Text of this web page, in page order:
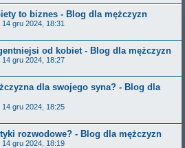
to biznes - Blog dla mężczyzn
14 gru 2024, 18:31
od kobiet - Blog dla mężczyzn
14 gru 2024, 18:27
dla swojego syna? - Blog dla
14 gru 2024, 18:25
rozwodowe? - Blog dla mężczyzn
14 gru 2024, 18:19